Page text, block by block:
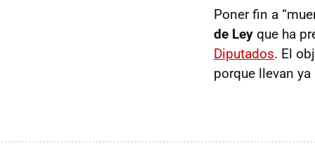
Poner fin a
de Ley que ha
Diputados. El
porque llevan